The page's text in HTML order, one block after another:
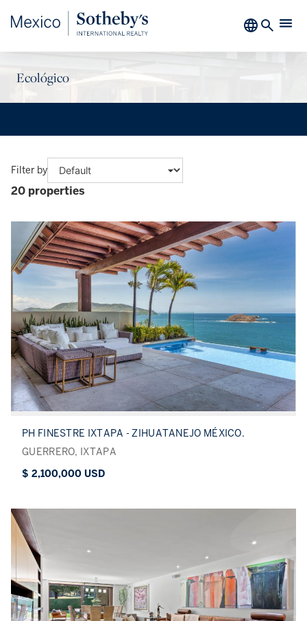
Ecológico
Filter by
20 properties
PH FINESTRE IXTAPA - ZIHUATANEJO MÉXICO.
GUERRERO, IXTAPA
$ 2,100,000 USD